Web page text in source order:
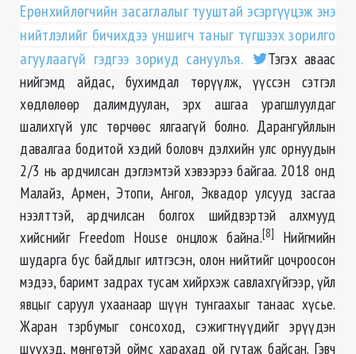
Ерөнхийлөгчийн засаглалыг тууштай эсэргүүцэж энэ
нийтлэлийг бичихдээ уншигч таныг түгшээх зорилго
агуулаагүй гэдгээ зориуд сануулъя.
Тэгэх аваас
нийгэмд айдас, бухимдал төрүүлж, үүссэн сэтгэл
хөдлөлөөр далимдуулан, эрх ашгаа урагшлуулдаг
шалихгүй улс төрчөөс ялгаагүй болно. Дарангуйллын
давалгаа бодитой хэдий боловч дэлхийн улс орнуудын
2/3 нь ардчилсан дэглэмтэй хэвээрээ байгаа. 2018 онд
Малайз, Армен, Этопи, Ангол, Эквадор улсууд засгаа
нээлттэй, ардчилсан болгох шийдвэртэй алхмууд
хийснийг Freedom House онцлож байна.[8]
Нийгмийн
шударга бус байдлыг илтгэсэн, олон нийтийг цочроосон
мэдээ, баримт задрах тусам хийрхэж савлахгүйгээр, үйл
явцыг саруул ухаанаар шүүн тунгаахыг танаас хүсье.
Жаран тэрбумыг сонсоход, сэжигтнүүдийг эрүүдэн
шүүхэд, мөнгөтэй оймс харахад ой гутаж байсан. Гэвч